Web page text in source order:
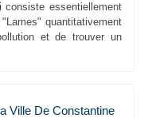
consiste essentiellement
quantitativement
et de trouver un
Ville De Constantine